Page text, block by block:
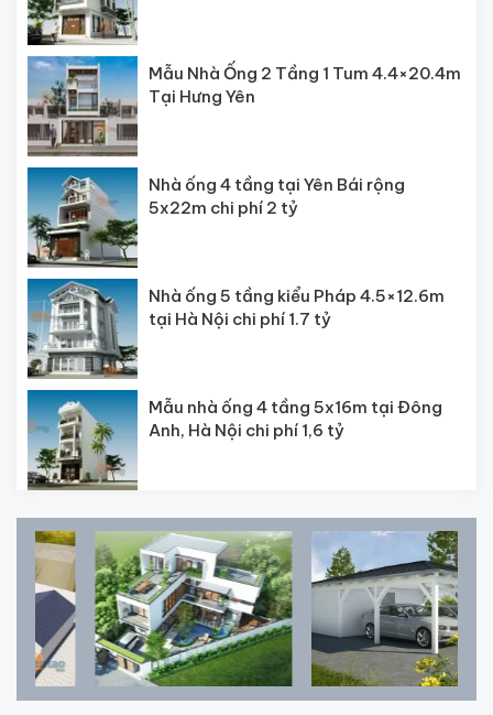
Mẫu Nhà Ống 2 Tầng 1 Tum 4.4×20.4m
Tại Hưng Yên
Nhà ống 4 tầng tại Yên Bái rộng
5x22m chi phí 2 tỷ
Nhà ống 5 tầng kiểu Pháp 4.5×12.6m
tại Hà Nội chi phí 1.7 tỷ
Mẫu nhà ống 4 tầng 5x16m tại Đông
Anh, Hà Nội chi phí 1,6 tỷ